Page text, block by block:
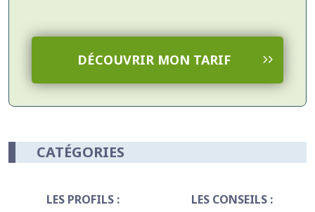
DÉCOUVRIR MON TARIF
CATÉGORIES
LES PROFILS : LES CONSEILS :